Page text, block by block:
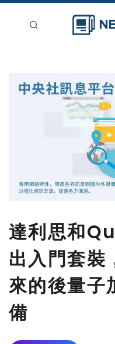
達利思和
出入門套裝
來的後量子
備